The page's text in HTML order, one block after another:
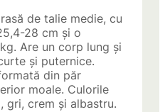
de talie medie, cu
28 cm și o
Are un corp lung și
și puternice.
din păr
moale. Culorile
gri, crem și albastru.